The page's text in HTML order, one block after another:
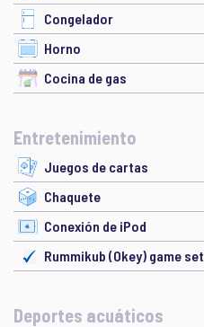
Congelador
Horno
Cocina de gas
Entretenimiento
Juegos de cartas
Chaquete
Conexión de iPod
Rummikub (Okey) game set
Deportes acuáticos